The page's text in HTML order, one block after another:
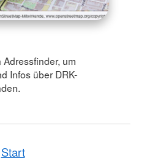
um
Infos über DRK-
Start